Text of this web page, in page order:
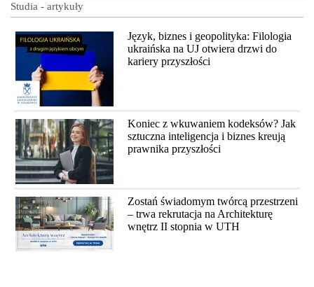
Studia - artykuły
Język, biznes i geopolityka: Filologia
ukraińska na UJ otwiera drzwi do
kariery przyszłości
Koniec z wkuwaniem kodeksów? Jak
sztuczna inteligencja i biznes kreują
prawnika przyszłości
Zostań świadomym twórcą przestrzeni
– trwa rekrutacja na Architekturę
wnętrz II stopnia w UTH